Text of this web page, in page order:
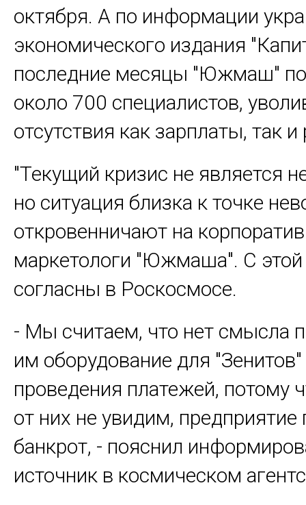
октября. А по информации
экономического издания
последние месяцы "Южмаш"
около 700 специалистов,
отсутствия как зарплаты, так
"Текущий кризис не является
но ситуация близка к точке
откровенничают на
маркетологи "Южмаша". С этой
согласны в Роскосмосе.
- Мы считаем, что нет смысла
им оборудование для
проведения платежей, потому
от них не увидим, предприятие
банкрот, - пояснил
источник в космическом